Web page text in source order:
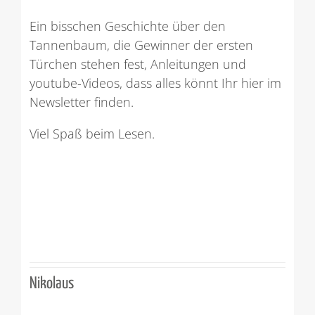
Ein bisschen Geschichte über den
Tannenbaum, die Gewinner der ersten
Türchen stehen fest, Anleitungen und
youtube-Videos, dass alles könnt Ihr hier im
Newsletter finden.
Viel Spaß beim Lesen.
Nikolaus